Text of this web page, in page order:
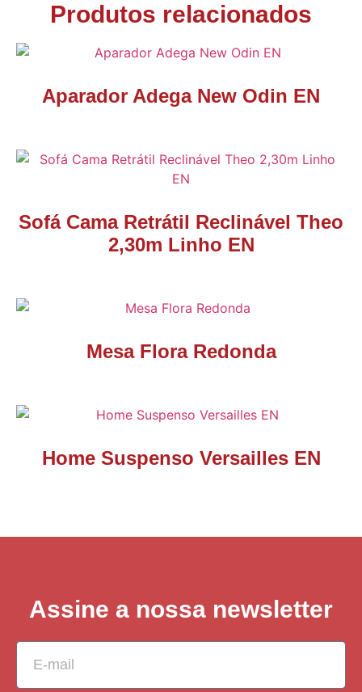
Produtos relacionados
Aparador Adega New Odin EN
Sofá Cama Retrátil Reclinável Theo
2,30m Linho EN
Mesa Flora Redonda
Home Suspenso Versailles EN
Assine a nossa newsletter